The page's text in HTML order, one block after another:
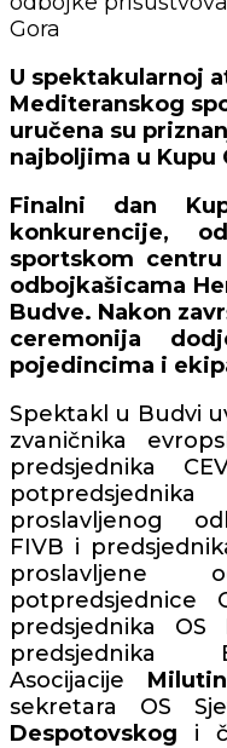
U spektakularnoj
Mediteranskog
uručena su
najboljima u Kupu
Finalni dan
konkurencije,
sportskom
odbojkašicama
Budve. Nakon
ceremonija
pojedincima i
Spektakl u Budvi
zvaničnika
predsjednika
proslavljenog
FIVB i
proslavljene
potpredsjednice
predsjednika OS
predsjednika
Asocijacije
sekretara OS
Despotovskog i